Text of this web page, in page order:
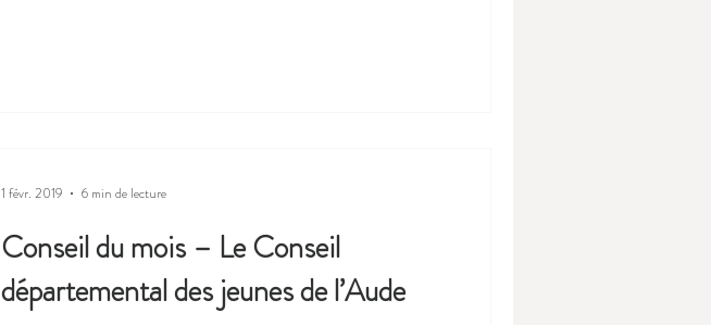
Conseil du mois – Le Conseil
départemental des jeunes de l’Aude
1 févr. 2019 6 min de lecture